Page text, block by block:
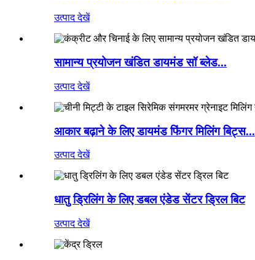
उत्पाद देखें
सामान्य प्रयोजन खंडित डायमंड सॉ ब्लेड...
उत्पाद देखें
आकार बढ़ाने के लिए डायमंड फिंगर मिलिंग बिट्स...
उत्पाद देखें
धातु ड्रिलिंग के लिए डबल एंडेड सेंटर ड्रिल बिट
उत्पाद देखें